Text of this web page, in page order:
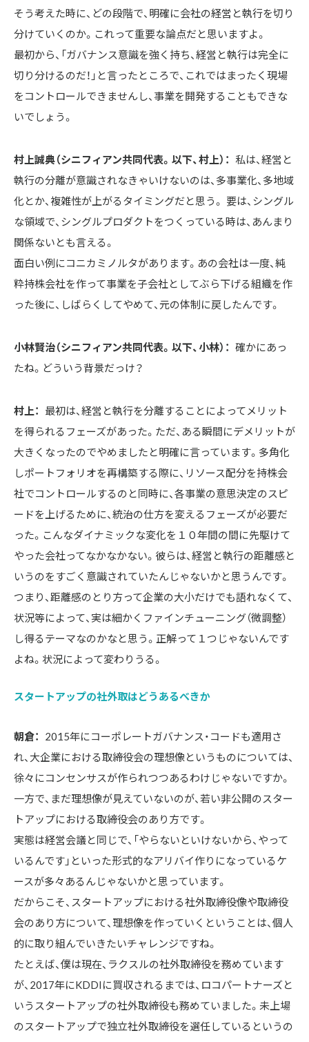
そう考えた時に、どの段階で、明確に会社の経営と執行を切り
分けていくのか。これって重要な論点だと思いますよ。
最初から、「ガバナンス意識を強く持ち、経営と執行は完全に
切り分けるのだ！」と言ったところで、これではまったく現場
をコントロールできませんし、事業を開発することもできな
いでしょう。
村上誠典（シニフィアン共同代表。以下、村上）： 私は、経営と
執行の分離が意識されなきゃいけないのは、多事業化、多地域
化とか、複雑性が上がるタイミングだと思う。 要は、シングル
な領域で、シングルプロダクトをつくっている時は、あんまり
関係ないとも言える。
面白い例にコニカミノルタがあります。あの会社は一度、純
粋持株会社を作って事業を子会社としてぶら下げる組織を作
った後に、しばらくしてやめて、元の体制に戻したんです。
小林賢治（シニフィアン共同代表。以下、小林）： 確かにあっ
たね。どういう背景だっけ？
村上：
最初は、経営と執行を分離することによってメリット
を得られるフェーズがあった。ただ、ある瞬間にデメリットが
大きくなったのでやめましたと明確に言っています。多角化
しポートフォリオを再構築する際に、リソース配分を持株会
社でコントロールするのと同時に、各事業の意思決定のスピ
ードを上げるために、統治の仕方を変えるフェーズが必要だ
った。こんなダイナミックな変化を１０年間の間に先駆けて
やった会社ってなかなかない。彼らは、経営と執行の距離感と
いうのをすごく意識されていたんじゃないかと思うんです。
つまり、距離感のとり方って企業の大小だけでも語れなくて、
状況等によって、実は細かくファインチューニング（微調整）
し得るテーマなのかなと思う。正解って１つじゃないんです
よね。状況によって変わりうる。
スタートアップの社外取はどうあるべきか
朝倉：
2015年にコーポレートガバナンス・コードも適用さ
れ、大企業における取締役会の理想像というものについては、
徐々にコンセンサスが作られつつあるわけじゃないですか。
一方で、まだ理想像が見えていないのが、若い非公開のスター
トアップにおける取締役会のあり方です。
実態は経営会議と同じで、「やらないといけないから、やって
いるんです」といった形式的なアリバイ作りになっているケ
ースが多々あるんじゃないかと思っています。
だからこそ、スタートアップにおける社外取締役像や取締役
会のあり方について、理想像を作っていくということは、個人
的に取り組んでいきたいチャレンジですね。
たとえば、僕は現在、ラクスルの社外取締役を務めています
が、2017年にKDDIに買収されるまでは、ロコパートナーズと
いうスタートアップの社外取締役も務めていました。未上場
のスタートアップで独立社外取締役を選任しているというの